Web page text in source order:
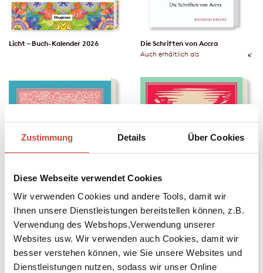
Zustimmung Details Über Cookies
Diese Webseite verwendet Cookies
Wir verwenden Cookies und andere Tools, damit wir
Ihnen unsere Dienstleistungen bereitstellen können, z.B.
Verwendung des Webshops,Verwendung unserer
Websites usw. Wir verwenden auch Cookies, damit wir
besser verstehen können, wie Sie unsere Websites und
Dienstleistungen nutzen, sodass wir unser Online
Licht – Buch-Kalender 2026 Die Schriften von Accra
Auch erhältlich als
Die Hexe von Portobello
Auch erhältlich als
Der Dämon und Fräulein Prym
Auch erhältlich als